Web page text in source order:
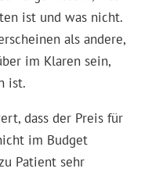
ist und was nicht.
als andere,
im Klaren sein,
ist.
dass der Preis für
im Budget
Patient sehr